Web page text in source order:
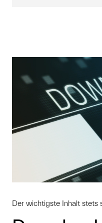
Der wichtigste Inhalt stets